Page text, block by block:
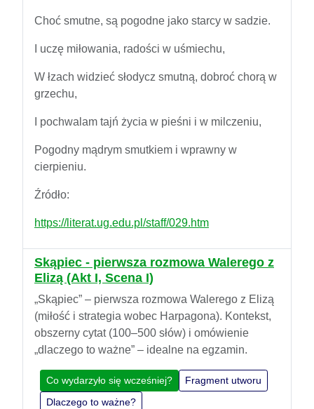
Choć smutne, są pogodne jako starcy w sadzie.
I uczę miłowania, radości w uśmiechu,
W łzach widzieć słodycz smutną, dobroć chorą w
grzechu,
I pochwalam tajń życia w pieśni i w milczeniu,
Pogodny mądrym smutkiem i wprawny w
cierpieniu.
Źródło:
https://literat.ug.edu.pl/staff/029.htm
Skąpiec - pierwsza rozmowa Walerego z
Elizą (Akt I, Scena I)
„Skąpiec” – pierwsza rozmowa Walerego z Elizą
(miłość i strategia wobec Harpagona). Kontekst,
obszerny cytat (100–500 słów) i omówienie
„dlaczego to ważne” – idealne na egzamin.
Co wydarzyło się wcześniej?
Fragment utworu
Dlaczego to ważne?